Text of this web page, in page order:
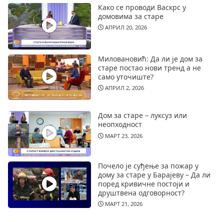
Како се проводи Васкрс у
домовима за старе
АПРИЛ 20, 2026
Миловановић: Да ли је дом за
старе постао нови тренд а не
само уточиште?
АПРИЛ 2, 2026
Дом за старе – луксуз или
неопходност
МАРТ 23, 2026
Почело је суђење за пожар у
дому за старе у Барајеву – Да ли
поред кривичне постоји и
друштвена одговорност?
МАРТ 21, 2026